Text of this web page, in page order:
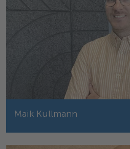
Maik Kullmann